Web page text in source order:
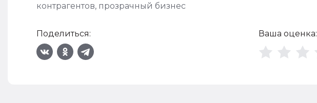
контрагентов, прозрачный бизнес
Поделиться: Ваша оценка: